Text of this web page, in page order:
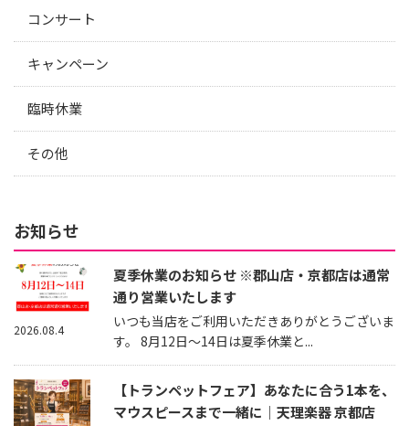
コンサート
キャンペーン
臨時休業
その他
お知らせ
夏季休業のお知らせ ※郡山店・京都店は通常
通り営業いたします
いつも当店をご利用いただきありがとうございま
す。 8月12日～14日は夏季休業と...
2026.08.4
【トランペットフェア】あなたに合う1本を、
マウスピースまで一緒に｜天理楽器 京都店